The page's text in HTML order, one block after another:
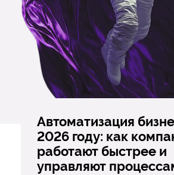
Автоматизация
2026 году: как
работают быстрее и
управляют